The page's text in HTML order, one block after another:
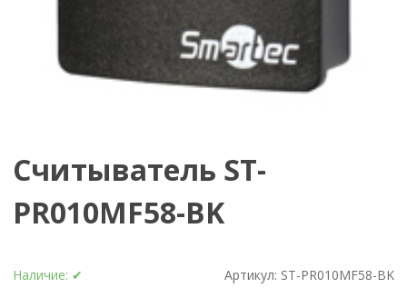
Считыватель ST-
PR010MF58-BK
Наличие: ✔ Артикул: ST-PR010MF58-BK